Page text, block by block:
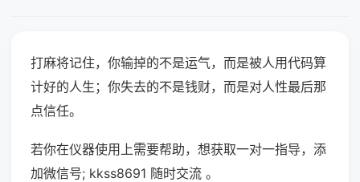
打麻将记住，你输掉的不是运气，而是被人用代码算
计好的人生；你失去的不是钱财，而是对人性最后那
点信任。
若你在仪器使用上需要帮助，想获取一对一指导，添
加微信号; kkss8691 随时交流 。